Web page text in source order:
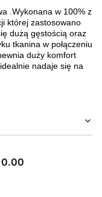
. Wykonana w 100% z
której zastosowano
dużą gęstością oraz
tkanina w połączeniu
duży komfort
nadaje się na
0.00